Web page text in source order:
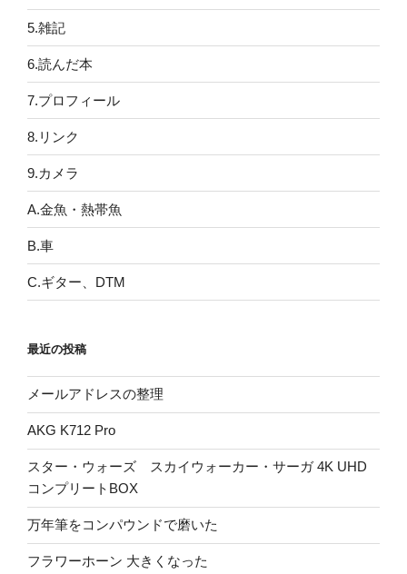
5.雑記
6.読んだ本
7.プロフィール
8.リンク
9.カメラ
A.金魚・熱帯魚
B.車
C.ギター、DTM
最近の投稿
メールアドレスの整理
AKG K712 Pro
スター・ウォーズ スカイウォーカー・サーガ 4K UHD
コンプリートBOX
万年筆をコンパウンドで磨いた
フラワーホーン 大きくなった